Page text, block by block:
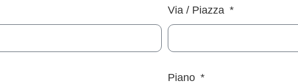
Via / Piazza
Piano